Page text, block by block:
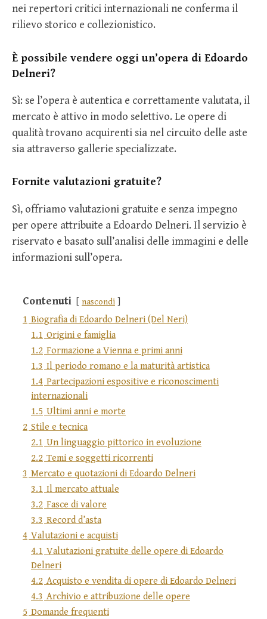
nei repertori critici internazionali ne conferma il
rilievo storico e collezionistico.
È possibile vendere oggi un’opera di Edoardo
Delneri?
Sì: se l’opera è autentica e correttamente valutata, il
mercato è attivo in modo selettivo. Le opere di
qualità trovano acquirenti sia nel circuito delle aste
sia attraverso gallerie specializzate.
Fornite valutazioni gratuite?
Sì, offriamo valutazioni gratuite e senza impegno
per opere attribuite a Edoardo Delneri. Il servizio è
riservato e basato sull’analisi delle immagini e delle
informazioni sull’opera.
Contenuti nascondi
1 Biografia di Edoardo Delneri (Del Neri)
1.1 Origini e famiglia
1.2 Formazione a Vienna e primi anni
1.3 Il periodo romano e la maturità artistica
1.4 Partecipazioni espositive e riconoscimenti
internazionali
1.5 Ultimi anni e morte
2 Stile e tecnica
2.1 Un linguaggio pittorico in evoluzione
2.2 Temi e soggetti ricorrenti
3 Mercato e quotazioni di Edoardo Delneri
3.1 Il mercato attuale
3.2 Fasce di valore
3.3 Record d’asta
4 Valutazioni e acquisti
4.1 Valutazioni gratuite delle opere di Edoardo
Delneri
4.2 Acquisto e vendita di opere di Edoardo Delneri
4.3 Archivio e attribuzione delle opere
5 Domande frequenti